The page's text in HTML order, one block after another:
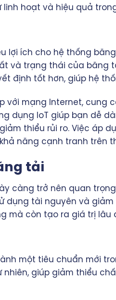
hoạt và hiệu quả
lợi ích cho hệ thống
và trạng thái của băng
định tốt hơn, giúp hệ
với mạng Internet, cung
dụng IoT giúp bạn dễ
thiểu rủi ro. Việc áp
năng cạnh tranh trên
tải
càng trở nên quan
dụng tài nguyên và
mà còn tạo ra giá trị lâu
một tiêu chuẩn mới
giúp giảm thiểu